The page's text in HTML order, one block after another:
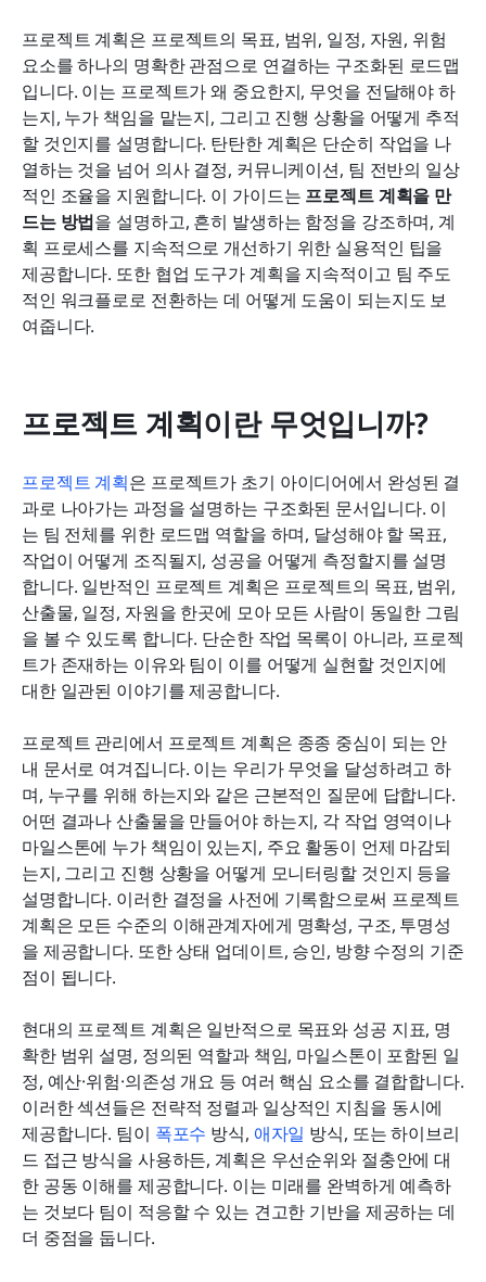
프로젝트 계획은 프로젝트의 목표, 범위, 일정, 자원, 위험
요소를 하나의 명확한 관점으로 연결하는 구조화된 로드맵
입니다. 이는 프로젝트가 왜 중요한지, 무엇을 전달해야 하
는지, 누가 책임을 맡는지, 그리고 진행 상황을 어떻게 추적
할 것인지를 설명합니다. 탄탄한 계획은 단순히 작업을 나
열하는 것을 넘어 의사 결정, 커뮤니케이션, 팀 전반의 일상
적인 조율을 지원합니다. 이 가이드는 프로젝트 계획을 만
드는 방법을 설명하고, 흔히 발생하는 함정을 강조하며, 계
획 프로세스를 지속적으로 개선하기 위한 실용적인 팁을
제공합니다. 또한 협업 도구가 계획을 지속적이고 팀 주도
적인 워크플로로 전환하는 데 어떻게 도움이 되는지도 보
여줍니다.
프로젝트 계획이란 무엇입니까?
프로젝트 계획은 프로젝트가 초기 아이디어에서 완성된 결
과로 나아가는 과정을 설명하는 구조화된 문서입니다. 이
는 팀 전체를 위한 로드맵 역할을 하며, 달성해야 할 목표,
작업이 어떻게 조직될지, 성공을 어떻게 측정할지를 설명
합니다. 일반적인 프로젝트 계획은 프로젝트의 목표, 범위,
산출물, 일정, 자원을 한곳에 모아 모든 사람이 동일한 그림
을 볼 수 있도록 합니다. 단순한 작업 목록이 아니라, 프로젝
트가 존재하는 이유와 팀이 이를 어떻게 실현할 것인지에
대한 일관된 이야기를 제공합니다.
프로젝트 관리에서 프로젝트 계획은 종종 중심이 되는 안
내 문서로 여겨집니다. 이는 우리가 무엇을 달성하려고 하
며, 누구를 위해 하는지와 같은 근본적인 질문에 답합니다.
어떤 결과나 산출물을 만들어야 하는지, 각 작업 영역이나
마일스톤에 누가 책임이 있는지, 주요 활동이 언제 마감되
는지, 그리고 진행 상황을 어떻게 모니터링할 것인지 등을
설명합니다. 이러한 결정을 사전에 기록함으로써 프로젝트
계획은 모든 수준의 이해관계자에게 명확성, 구조, 투명성
을 제공합니다. 또한 상태 업데이트, 승인, 방향 수정의 기준
점이 됩니다.
현대의 프로젝트 계획은 일반적으로 목표와 성공 지표, 명
확한 범위 설명, 정의된 역할과 책임, 마일스톤이 포함된 일
정, 예산·위험·의존성 개요 등 여러 핵심 요소를 결합합니다.
이러한 섹션들은 전략적 정렬과 일상적인 지침을 동시에
제공합니다. 팀이 폭포수 방식, 애자일 방식, 또는 하이브리
드 접근 방식을 사용하든, 계획은 우선순위와 절충안에 대
한 공동 이해를 제공합니다. 이는 미래를 완벽하게 예측하
는 것보다 팀이 적응할 수 있는 견고한 기반을 제공하는 데
더 중점을 둡니다.
현대 프로젝트 요금제의 핵심 구성 요소
단계별로 프로젝트 요금제를 생성하는 방법
Lark가 협업 프로젝트 계획을 지원하는 방법
프로젝트 계획을 작성할 때의 팁과 흔한 함정
결론
자주 묻는 질문
관련 읽을거리